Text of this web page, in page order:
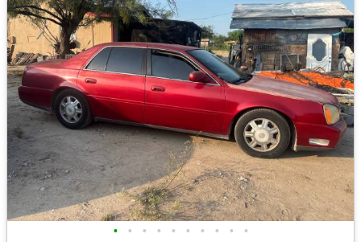
• • • • • • • • • •